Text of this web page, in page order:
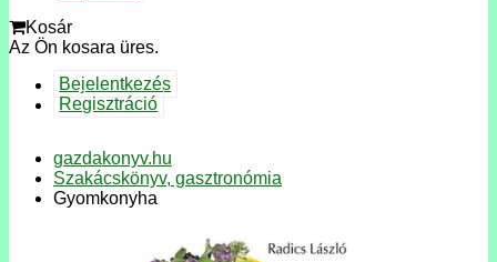
Kosár
Az Ön kosara üres.
Bejelentkezés
Regisztráció
gazdakonyv.hu
Szakácskönyv, gasztronómia
Gyomkonyha